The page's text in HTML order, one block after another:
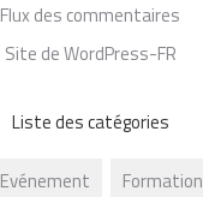
Flux des commentaires
Site de WordPress-FR
Liste des catégories
Evénement Formation